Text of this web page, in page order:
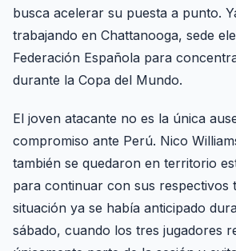
busca acelerar su puesta a punto.
trabajando en Chattanooga, sede
Federación Española para
durante la Copa del Mundo.
El joven atacante no es la única
compromiso ante Perú. Nico
también se quedaron en territorio
para continuar con sus respectivos
situación ya se había anticipado
sábado, cuando los tres jugadores